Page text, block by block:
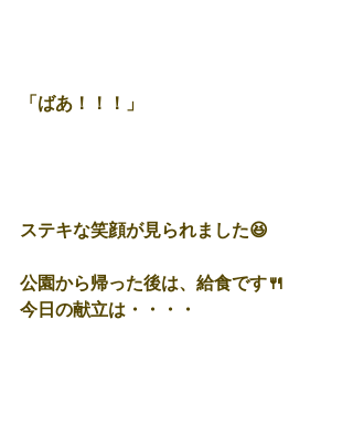
「ばあ！！！」
ステキな笑顔が見られました😆
公園から帰った後は、給食です🍴
今日の献立は・・・・